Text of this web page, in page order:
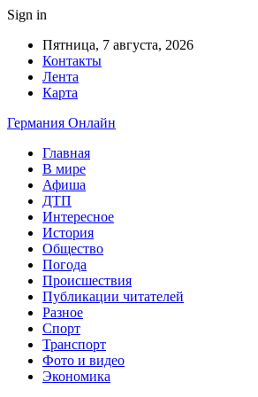
Sign in
Пятница, 7 августа, 2026
Контакты
Лента
Карта
Германия Онлайн
Главная
В мире
Афиша
ДТП
Интересное
История
Общество
Погода
Происшествия
Публикации читателей
Разное
Спорт
Транспорт
Фото и видео
Экономика